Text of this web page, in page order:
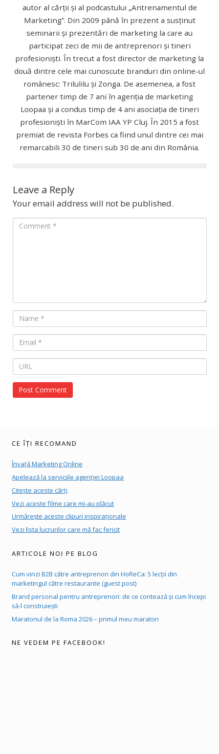
autor al cărții și al podcastului „Antrenamentul de
Marketing”. Din 2009 până în prezent a susținut
seminarii și prezentări de marketing la care au
participat zeci de mii de antreprenori și tineri
profesioniști. În trecut a fost director de marketing la
două dintre cele mai cunoscute branduri din online-ul
românesc: Trilulilu și Zonga. De asemenea, a fost
partener timp de 7 ani în agenția de marketing
Loopaa și a condus timp de 4 ani asociația de tineri
profesioniști în MarCom IAA YP Cluj. În 2015 a fost
premiat de revista Forbes ca fiind unul dintre cei mai
remarcabili 30 de tineri sub 30 de ani din România.
Leave a Reply
Your email address will not be published.
CE ÎȚI RECOMAND
Învață Marketing Online
Apelează la serviciile agenției Loopaa
Citește aceste cărți
Vezi aceste filme care mi-au plăcut
Urmărește aceste clipuri inspiraționale
Vezi lista lucrurilor care mă fac fericit
ARTICOLE NOI PE BLOG
Cum vinzi B2B către antreprenori din HoReCa: 5 lecții din
marketingul către restaurante (guest post)
Brand personal pentru antreprenori: de ce contează și cum începi
să-l construiești
Maratonul de la Roma 2026 – primul meu maraton
NE VEDEM PE FACEBOOK!